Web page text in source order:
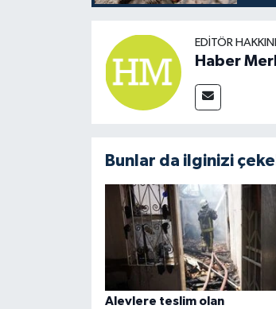
EDITÖR
Haber
Bunlar da ilginizi
Alevlere teslim olan